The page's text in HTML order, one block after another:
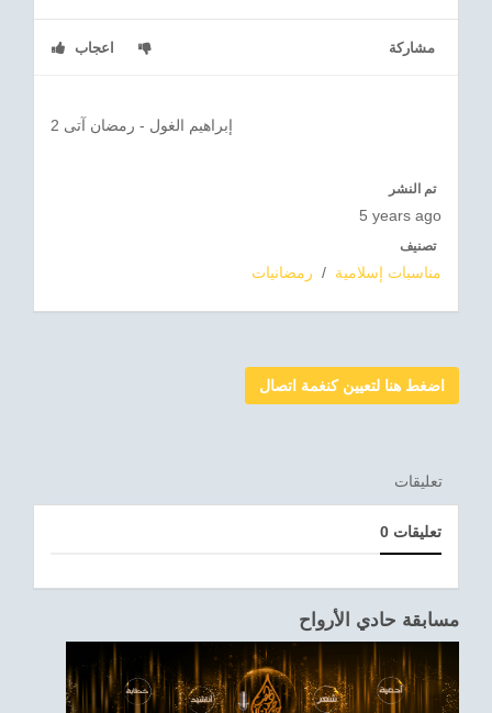
اعجاب مشاركة
إبراهيم الغول - رمضان آتى 2
تم النشر
5 years ago
تصنيف
مناسبات إسلامية / رمضانيات
اضغط هنا لتعيين كنغمة اتصال
تعليقات
0 تعليقات
مسابقة حادي الأرواح